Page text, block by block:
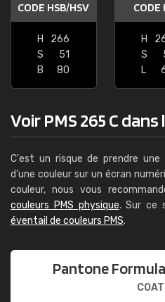
CODE HSB/HSV
H
266
S
51
B
80
CODE
H
S
L
Voir PMS 265 C dans
C'est un risque de prendre une
d'une couleur sur un écran
couleur, nous vous
couleurs PMS physique. Sur ce
éventail de couleurs PMS.
Pantone Formula